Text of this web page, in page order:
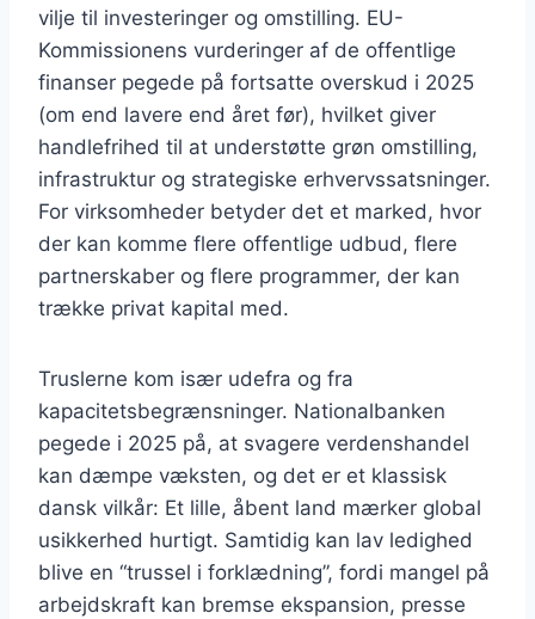
vilje til investeringer og omstilling. EU-
Kommissionens vurderinger af de offentlige
finanser pegede på fortsatte overskud i 2025
(om end lavere end året før), hvilket giver
handlefrihed til at understøtte grøn omstilling,
infrastruktur og strategiske erhvervssatsninger.
For virksomheder betyder det et marked, hvor
der kan komme flere offentlige udbud, flere
partnerskaber og flere programmer, der kan
trække privat kapital med.
Truslerne kom især udefra og fra
kapacitetsbegrænsninger. Nationalbanken
pegede i 2025 på, at svagere verdenshandel
kan dæmpe væksten, og det er et klassisk
dansk vilkår: Et lille, åbent land mærker global
usikkerhed hurtigt. Samtidig kan lav ledighed
blive en “trussel i forklædning”, fordi mangel på
arbejdskraft kan bremse ekspansion, presse